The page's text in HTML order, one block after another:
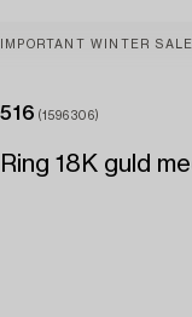
IMPORTANT WINTER
516 (1596306)
Ring 18K guld